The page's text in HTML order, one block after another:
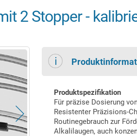
2 Stopper -
Produktspezifikation
Für präzise Dosierung
Resistenter Präzisions-
Routinegebrauch zur
Alkalilaugen, auch